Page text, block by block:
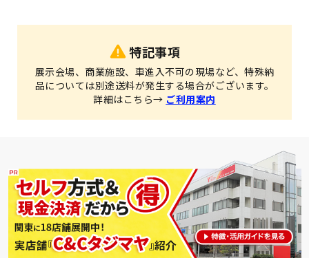
特記事項
展示会場、商業施設、車進入不可の現場など、特殊納
品については別途送料が発生する場合がございます。
詳細はこちら→ ご利用案内